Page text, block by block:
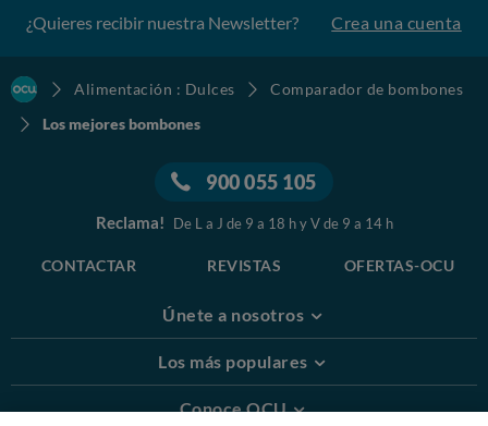
¿Quieres recibir nuestra Newsletter? Crea una cuenta
Alimentación : Dulces
Comparador de bombones
Los mejores bombones
900 055 105
Reclama! De L a J de 9 a 18 h y V de 9 a 14 h
CONTACTAR REVISTAS OFERTAS-OCU
Únete a nosotros
Los más populares
Conoce OCU